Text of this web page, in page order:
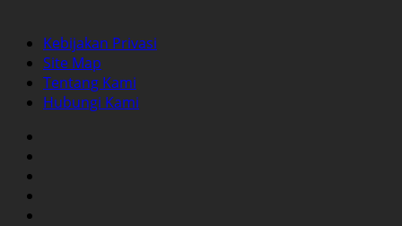
Kebijakan Privasi
Site Map
Tentang Kami
Hubungi Kami